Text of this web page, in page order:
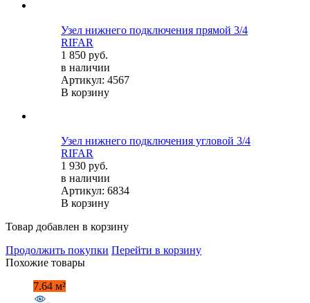
Узел нижнего подключения прямой 3/4
RIFAR
1 850 руб.
в наличии
Артикул: 4567
В корзину
Узел нижнего подключения угловой 3/4
RIFAR
1 930 руб.
в наличии
Артикул: 6834
В корзину
Товар добавлен в корзину
Продолжить покупки Перейти в корзину
Похожие товары
7.64 м²